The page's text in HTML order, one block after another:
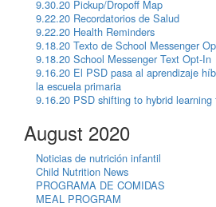
9.30.20 Pickup/Dropoff Map
9.22.20 Recordatorios de Salud
9.22.20 Health Reminders
9.18.20 Texto de School Messenger
9.18.20 School Messenger Text Opt-In
9.16.20 El PSD pasa al aprendizaje
la escuela primaria
9.16.20 PSD shifting to hybrid learning
August 2020
Noticias de nutrición infantil
Child Nutrition News
PROGRAMA DE COMIDAS
MEAL PROGRAM